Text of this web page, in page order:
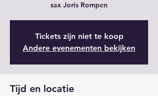
sax Joris Rompen
Tickets zijn niet te koop
Andere evenementen bekijken
Tijd en locatie